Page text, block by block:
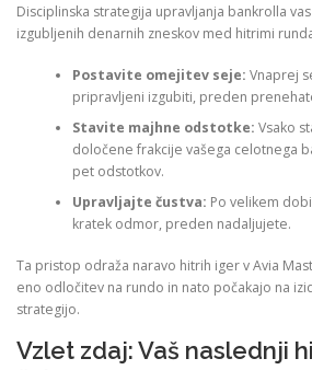
Disciplinska strategija upravljanja bankrolla
izgubljenih denarnih zneskov med hitrimi
Postavite omejitev seje: Vnaprej
pripravljeni izgubiti, preden
Stavite majhne odstotke: Vsako
določene frakcije vašega celotnega
pet odstotkov.
Upravljajte čustva: Po velikem
kratek odmor, preden nadaljujete.
Ta pristop odraža naravo hitrih iger v Avia
eno odločitev na rundo in nato počakajo na
strategijo.
Vzlet zdaj: Vaš naslednji